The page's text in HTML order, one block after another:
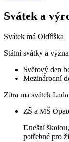
Svátek a
Svátek má Oldřiška
Státní svátky a
Světový den
Mezinárodní
Zítra má svátek Lada
ZŠ a MŠ
Dnešní
potřebné pro